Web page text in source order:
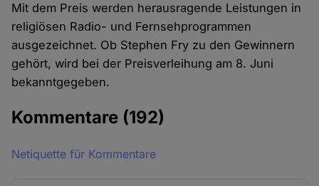
Mit dem Preis werden herausragende Leistungen in
religiösen Radio- und Fernsehprogrammen
ausgezeichnet. Ob Stephen Fry zu den Gewinnern
gehört, wird bei der Preisverleihung am 8. Juni
bekanntgegeben.
Kommentare (192)
Netiquette für Kommentare